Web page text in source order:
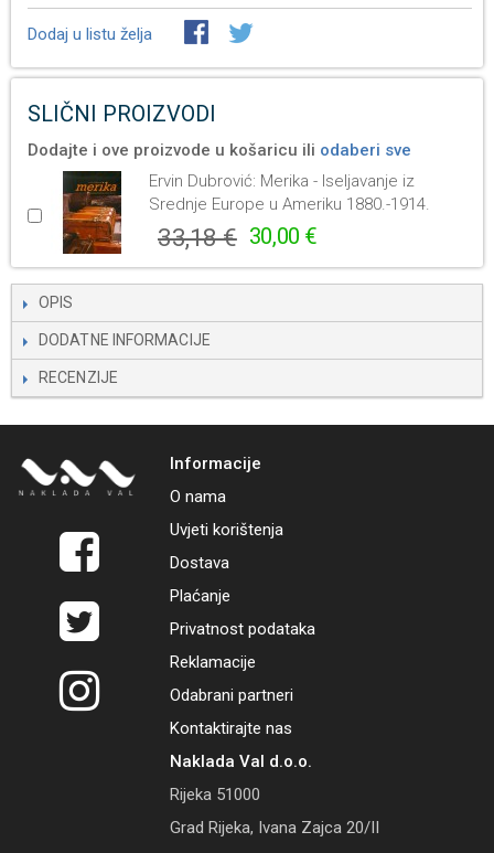
Dodaj u listu želja
SLIČNI PROIZVODI
Dodajte i ove proizvode u košaricu ili odaberi sve
Ervin Dubrović: Merika - Iseljavanje iz
Srednje Europe u Ameriku 1880.-1914.
33,18 € 30,00 €
OPIS
DODATNE INFORMACIJE
RECENZIJE
Informacije
O nama
Uvjeti korištenja
Dostava
Plaćanje
Privatnost podataka
Reklamacije
Odabrani partneri
Kontaktirajte nas
Naklada Val d.o.o.
Rijeka 51000
Grad Rijeka, Ivana Zajca 20/II